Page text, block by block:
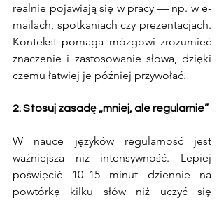
realnie pojawiają się w pracy — np. w e-
mailach, spotkaniach czy prezentacjach.
Kontekst pomaga mózgowi zrozumieć
znaczenie i zastosowanie słowa, dzięki
czemu łatwiej je później przywołać.
2. Stosuj zasadę „mniej, ale regularnie”
W nauce języków regularność jest
ważniejsza niż intensywność. Lepiej
poświęcić 10–15 minut dziennie na
powtórkę kilku słów niż uczyć się